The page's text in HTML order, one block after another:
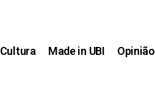
Cultura Made in UBI Opinião